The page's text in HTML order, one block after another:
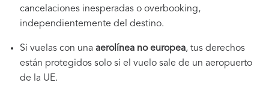
cancelaciones inesperadas o overbooking,
independientemente del destino.
Si vuelas con una aerolínea no europea, tus derechos
están protegidos solo si el vuelo sale de un aeropuerto
de la UE.